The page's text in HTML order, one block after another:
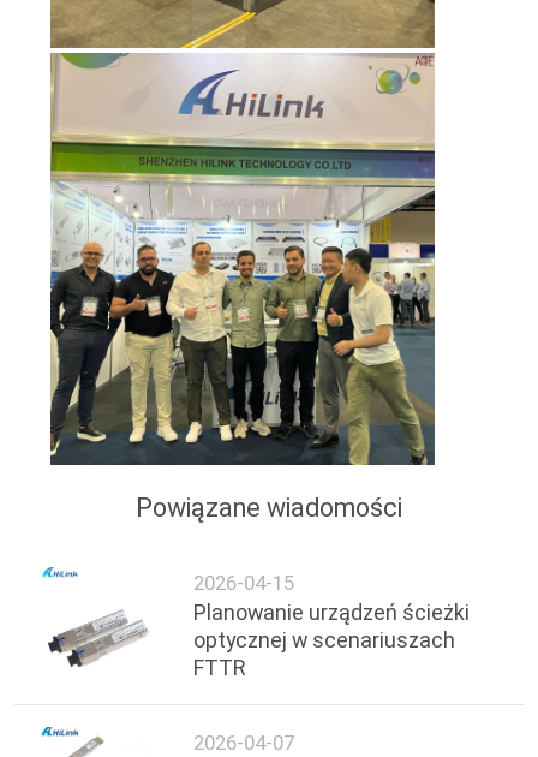
Powiązane wiadomości
2026-04-15
Planowanie urządzeń ścieżki
optycznej w scenariuszach
FTTR
2026-04-07